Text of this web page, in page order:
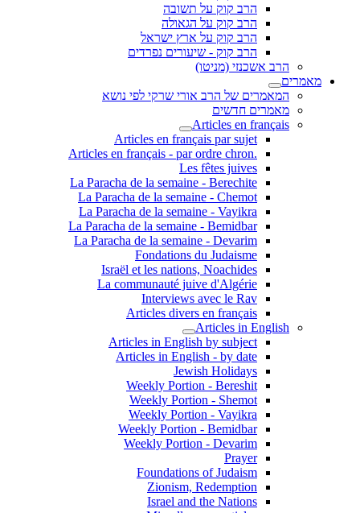
הרב קוק על תשובה
הרב קוק על הגאולה
הרב קוק על ארץ ישראל
הרב קוק - שיעורים נפרדים
הרב אשכנזי (מניטו)
מאמרים
המאמרים של הרב אורי שרקי לפי נושא
מאמרים חדשים
Articles en français
Articles en français par sujet
.Articles en français - par ordre chron
Les fêtes juives
La Paracha de la semaine - Berechite
La Paracha de la semaine - Chemot
La Paracha de la semaine - Vayikra
La Paracha de la semaine - Bemidbar
La Paracha de la semaine - Devarim
Fondations du Judaisme
Israël et les nations, Noachides
La communauté juive d'Algérie
Interviews avec le Rav
Articles divers en français
Articles in English
Articles in English by subject
Articles in English - by date
Jewish Holidays
Weekly Portion - Bereshit
Weekly Portion - Shemot
Weekly Portion - Vayikra
Weekly Portion - Bemidbar
Weekly Portion - Devarim
Prayer
Foundations of Judaism
Zionism, Redemption
Israel and the Nations